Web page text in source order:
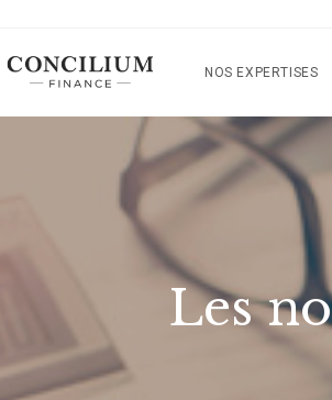
NOS EXPERTISES
Les